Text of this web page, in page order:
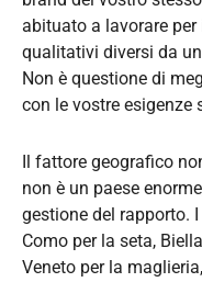
abituato a lavorare
qualitativi diversi da
Non è questione di
con le vostre esigenze
Il fattore geografico
non è un paese
gestione del rapporto.
Como per la seta,
Veneto per la